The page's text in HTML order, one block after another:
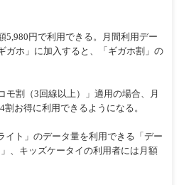
円で利用できる。月間利用デー
ガホ」に加入すると、「ギガホ割」の
割（3回線以上）」適用の場合、月
お得に利用できるようになる。
ト」のデータ量を利用できる「デー
、キッズケータイの利用者には月額